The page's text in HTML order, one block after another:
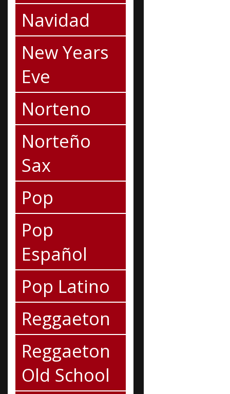
Navidad
New Years
Eve
Norteno
Norteño
Sax
Pop
Pop
Español
Pop Latino
Reggaeton
Reggaeton
Old School